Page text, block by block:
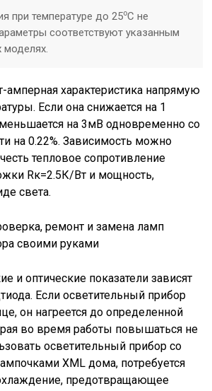
при температуре до 25оС не
соответствуют указанным
моделях.
амперная характеристика напрямую
Если она снижается на 1
на 3мВ одновременно со
на 0.22%. Зависимость можно
тепловое сопротивление
Rк=2.5К/Вт и мощность,
света.
ремонт и замена ламп
своими руками
и оптические показатели зависят
Если осветительный прибор
он нагреется до определенной
во время работы повышаться не
осветительный прибор со
XML дома, потребуется
предотвращающее